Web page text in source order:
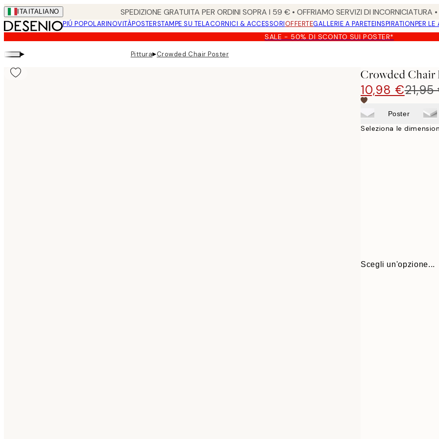
Skip
to
main
content.
ITA ITALIANO SPEDIZIONE GRATUITA PER ORDINI SOPRA I 59 € • OFFRIAMO SERVIZI DI
PIÚ POPOLARINOVITÀPOSTERSTAMPE SU TELACORNICI & ACCESSORIOFFERTEGALLERIE A PARETEINSPIRATIONPER LE
SALE - 50% DI SCONTO SUI POSTER*
▸ Pittura▸Crowded Chair Poster
Crowded Chair
10,98 €
Poster
Seleziona le
Scegli un'opzione...